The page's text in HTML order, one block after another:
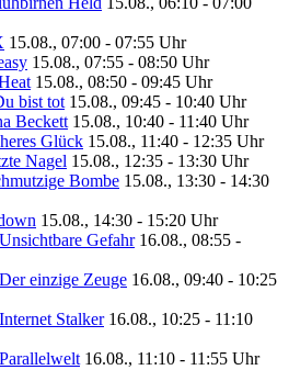
15.08., 07:00 - 07:55 Uhr
15.08., 07:55 - 08:50 Uhr
15.08., 08:50 - 09:45 Uhr
bist tot 15.08., 09:45 - 10:40 Uhr
Beckett 15.08., 10:40 - 11:40 Uhr
Glück 15.08., 11:40 - 12:35 Uhr
Nagel 15.08., 12:35 - 13:30 Uhr
Bombe 15.08., 13:30 - 14:30
15.08., 14:30 - 15:20 Uhr
Gefahr 16.08., 08:55 -
einzige Zeuge 16.08., 09:40 - 10:25
Stalker 16.08., 10:25 - 11:10
16.08., 11:10 - 11:55 Uhr